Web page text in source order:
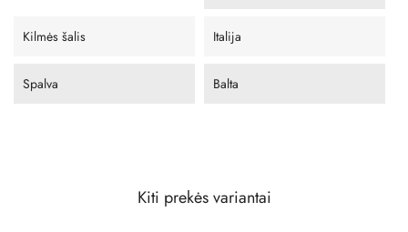
Kilmės šalis Italija
Spalva Balta
Kiti prekės variantai